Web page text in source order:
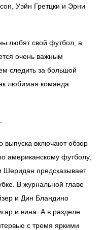
Уэйн Гретцки и Эрни
любят свой футбол, а
очень важным
следить за большой
любимая команда
выпуска включают обзор
американскому футболу,
Шеридан предсказывает
В журнальной главе
и Дин Бландино
и вина. А в разделе
с тремя яркими